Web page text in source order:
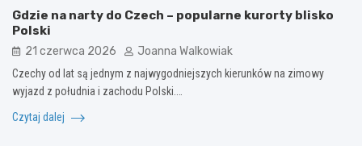
Gdzie na narty do Czech – popularne kurorty blisko
Polski
21 czerwca 2026 Joanna Walkowiak
Czechy od lat są jednym z najwygodniejszych kierunków na zimowy
wyjazd z południa i zachodu Polski.…
Czytaj dalej